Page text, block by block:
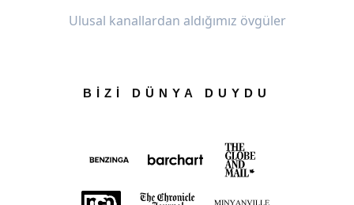
Ulusal kanallardan aldığımız övgüler
BİZİ DÜNYA DUYDU